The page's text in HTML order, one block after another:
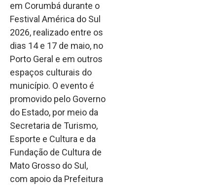
em Corumbá durante o
Festival América do Sul
2026, realizado entre os
dias 14 e 17 de maio, no
Porto Geral e em outros
espaços culturais do
município. O evento é
promovido pelo Governo
do Estado, por meio da
Secretaria de Turismo,
Esporte e Cultura e da
Fundação de Cultura de
Mato Grosso do Sul,
com apoio da Prefeitura